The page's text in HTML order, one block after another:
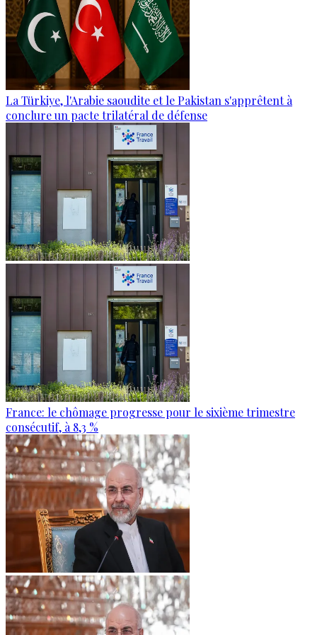
La Türkiye, l'Arabie saoudite et le Pakistan s'apprêtent à
conclure un pacte trilatéral de défense
France: le chômage progresse pour le sixième trimestre
consécutif, à 8,3 %